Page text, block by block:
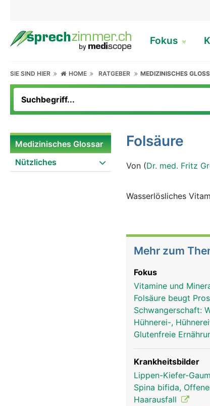
Fokus
SIE SIND HIER HOME RATGEBER MEDIZINISCHES
Medizinisches Glossar
Nützliches
Folsäure
Von (Dr. med. Fritz
Wasserlösliches
Mehr zum
Fokus
Vitamine und
Folsäure beugt
Schwangerschaft:
Hühnerei-,
Glutenfreie
Krankheitsbilder
Lippen-Kiefer-
Spina bifida,
Haarausfall